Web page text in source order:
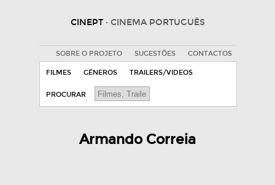
CINEPT · CINEMA PORTUGUÊS
SOBRE O PROJETO SUGESTÕES CONTACTOS
FILMES GÉNEROS TRAILERS/VIDEOS
PROCURAR
Armando Correia